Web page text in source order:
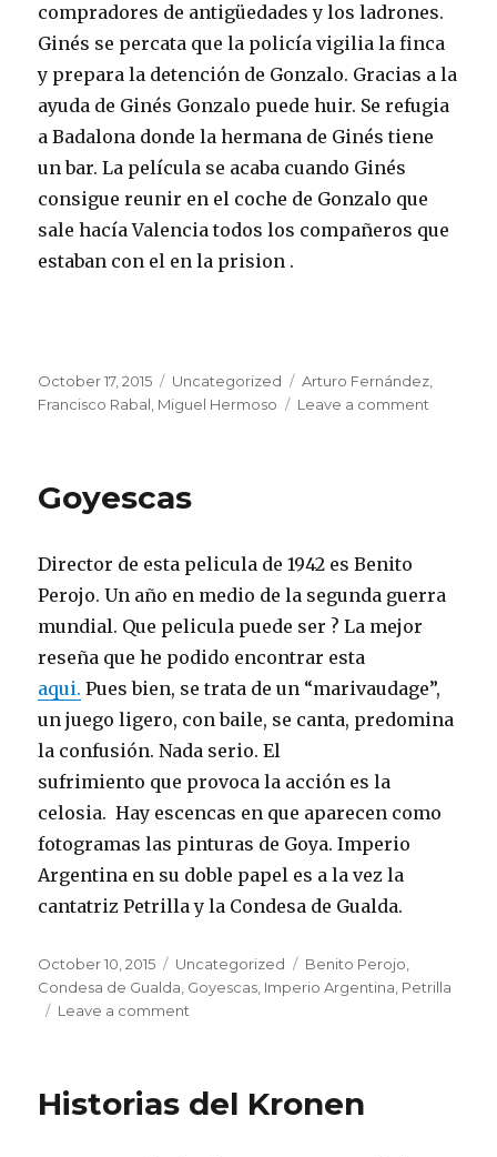
compradores de antigüedades y los ladrones.
Ginés se percata que la policía vigilia la finca
y prepara la detención de Gonzalo. Gracias a la
ayuda de Ginés Gonzalo puede huir. Se refugia
a Badalona donde la hermana de Ginés tiene
un bar. La película se acaba cuando Ginés
consigue reunir en el coche de Gonzalo que
sale hacía Valencia todos los compañeros que
estaban con el en la prision .
Posted
on
October 17, 2015 Categories
Uncategorized Tags
Arturo Fernández
Francisco Rabal Miguel Hermoso Leave a comment
Goyescas
Director de esta pelicula de 1942 es Benito
Perojo. Un año en medio de la segunda guerra
mundial. Que pelicula puede ser ? La mejor
reseña que he podido encontrar esta
aqui. Pues bien, se trata de un “marivaudage”,
un juego ligero, con baile, se canta, predomina
la confusión. Nada serio. El
sufrimiento que provoca la acción es la
celosia. Hay escencas en que aparecen como
fotogramas las pinturas de Goya. Imperio
Argentina en su doble papel es a la vez la
cantatriz Petrilla y la Condesa de Gualda.
Posted
on
October 10, 2015 Categories
Uncategorized Tags
Benito Perojo
Condesa de Gualda Goyescas Imperio Argentina Petrilla
Leave a comment
Historias del Kronen